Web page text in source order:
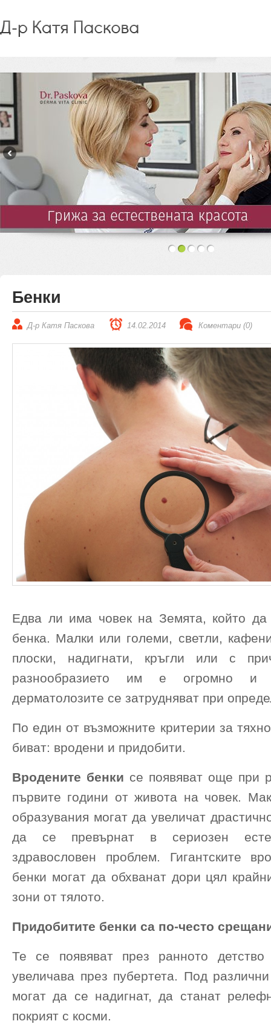
Бенки
Д-р Катя Паскова 14.02.2014 Коментари (0)
Едва ли има човек на Земята, който
бенка. Малки или големи, светли,
плоски, надигнати, кръгли или с
разнообразието им е огромно и
дерматолозите се затрудняват при
По един от възможните критерии за
биват: вродени и придобити.
Вродените бенки се появяват още при
първите години от живота на човек.
образувания могат да увеличат
да се превърнат в сериозен
здравословен проблем. Гигантските
бенки могат да обхванат дори цял
зони от тялото.
Придобитите бенки са по-често
Те се появяват през ранното
увеличава през пубертета. Под
могат да се надигнат, да станат
покрият с косми.